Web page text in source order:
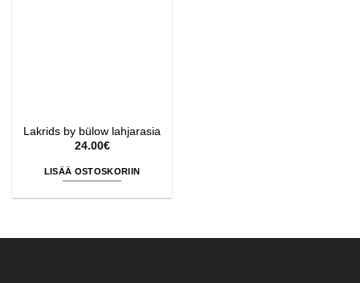
Lakrids by bülow lahjarasia
24.00€
LISÄÄ OSTOSKORIIN